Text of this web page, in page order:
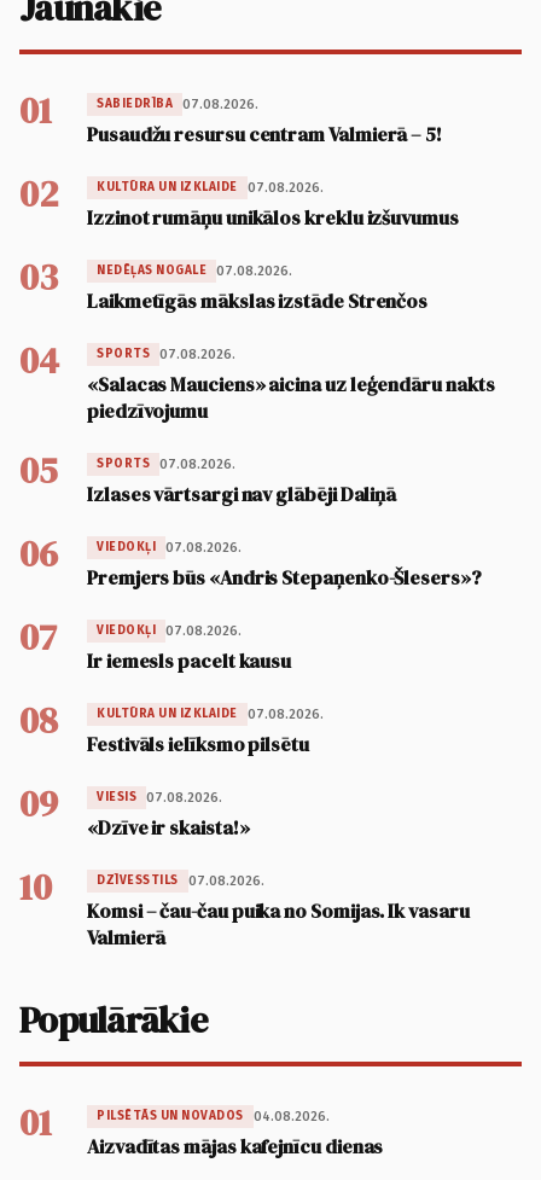
01 SABIEDRĪBA 07.08.2026.
Pusaudžu resursu centram Valmierā – 5!
02 KULTŪRA UN IZKLAIDE 07.08.2026.
Izzinot rumāņu unikālos kreklu izšuvumus
03 NEDĒĻAS NOGALE 07.08.2026.
Laikmetīgās mākslas izstāde Strenčos
04 SPORTS 07.08.2026.
«Salacas Mauciens» aicina uz leģendāru nakts
piedzīvojumu
05 SPORTS 07.08.2026.
Izlases vārtsargi nav glābēji Daliņā
06 VIEDOKĻI 07.08.2026.
Premjers būs «Andris Stepaņenko-Šlesers»?
07 VIEDOKĻI 07.08.2026.
Ir iemesls pacelt kausu
08 KULTŪRA UN IZKLAIDE 07.08.2026.
Festivāls ielīksmo pilsētu
09 VIESIS 07.08.2026.
«Dzīve ir skaista!»
10 DZĪVESSTILS 07.08.2026.
Komsi – čau-čau puika no Somijas. Ik vasaru
Valmierā
Populārākie
01 PILSĒTĀS UN NOVADOS 04.08.2026.
Aizvadītas mājas kafejnīcu dienas